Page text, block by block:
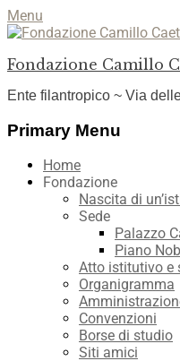
Menu
Fondazione Camillo
Ente filantropico ~ Via
Facebook
YouTube
Instagram
Primary Menu
Skip
Home
Fondazione
Nascita di
Sede
Palazzo
Piano
Atto istitutivo e
Organigramma
Convenzioni
Borse di studio
Siti amici